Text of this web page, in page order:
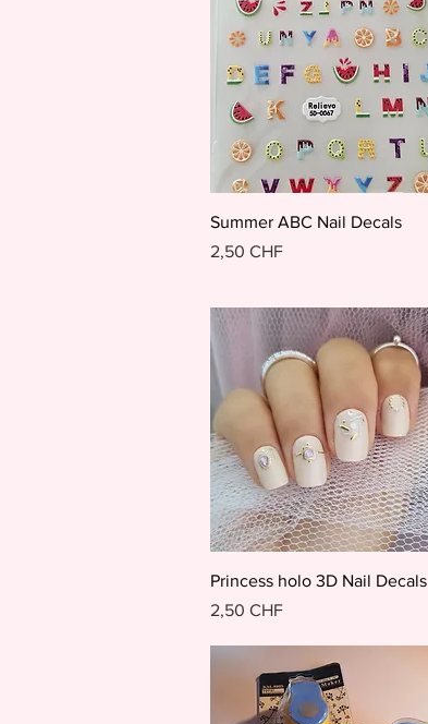
Schnellansicht
Summer ABC Nail Decals
Preis
2,50 CHF
Schnellansicht
Princess holo 3D Nail Decals
Preis
2,50 CHF